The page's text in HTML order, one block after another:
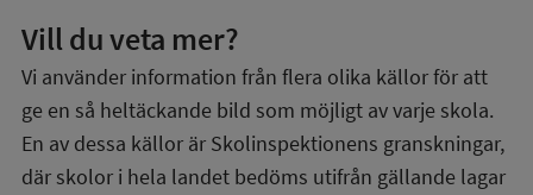
Vill du veta mer?
Vi använder information från flera olika källor för att
ge en så heltäckande bild som möjligt av varje skola.
En av dessa källor är Skolinspektionens granskningar,
där skolor i hela landet bedöms utifrån gällande lagar